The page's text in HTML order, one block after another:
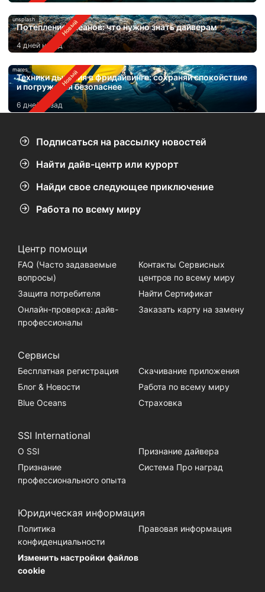
unsplash
Потепление океанов: что нужно знать дайверам
4 дней назад
mares
Техники дыхания в фридайвинге: сохраняй спокойствие
и погружайся безопаснее
6 дней назад
Подписаться на рассылку новостей
Найти дайв-центр или курорт
Найди свое следующее приключение
Работа по всему миру
Центр помощи
FAQ (Часто задаваемые
вопросы)
Контакты Сервисных
центров по всему миру
Защита потребителя
Найти Сертификат
Онлайн-проверка: дайв-
профессионалы
Заказать карту на замену
Сервисы
Бесплатная регистрация
Скачивание приложения
Блог & Новости
Работа по всему миру
Blue Oceans
Страховка
SSI International
О SSI
Признание дайвера
Признание
профессионального опыта
Система Про наград
Юридическая информация
Политика
конфиденциальности
Правовая информация
Изменить настройки файлов
cookie